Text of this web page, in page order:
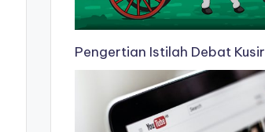
Pengertian Istilah Debat Kusir